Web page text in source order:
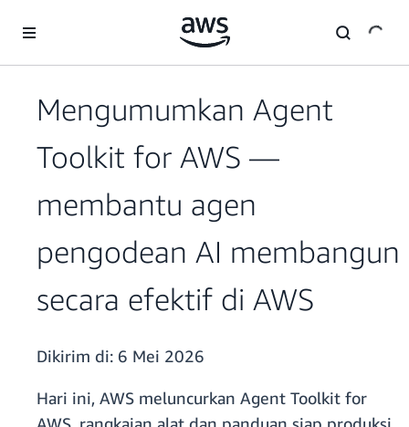
Mengumumkan Agent
Toolkit for AWS —
membantu agen
pengodean AI membangun
secara efektif di AWS
Dikirim di: 6 Mei 2026
Hari ini, AWS meluncurkan Agent Toolkit for